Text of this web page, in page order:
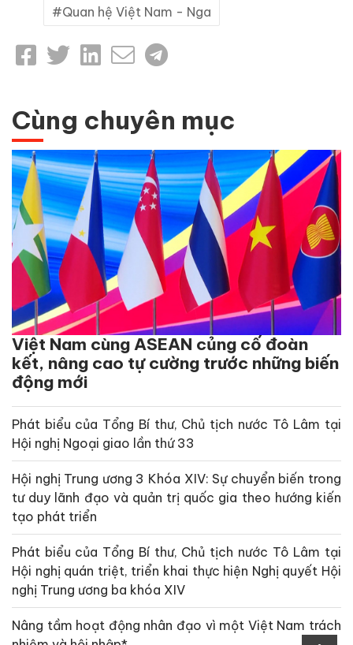
Quan hệ Việt Nam - Nga
Cùng chuyên mục
Việt Nam cùng ASEAN củng cố đoàn
kết, nâng cao tự cường trước những biến
động mới
Phát biểu của Tổng Bí thư, Chủ tịch nước Tô Lâm tại
Hội nghị Ngoại giao lần thứ 33
Hội nghị Trung ương 3 Khóa XIV: Sự chuyển biến trong
tư duy lãnh đạo và quản trị quốc gia theo hướng kiến
tạo phát triển
Phát biểu của Tổng Bí thư, Chủ tịch nước Tô Lâm tại
Hội nghị quán triệt, triển khai thực hiện Nghị quyết Hội
nghị Trung ương ba khóa XIV
Nâng tầm hoạt động nhân đạo vì một Việt Nam trách